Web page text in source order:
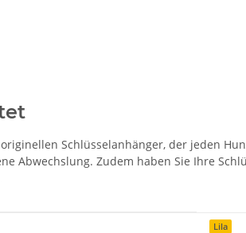
Schlüsselanhänger, der jeden
Abwechslung. Zudem haben Sie Ihre
Lila